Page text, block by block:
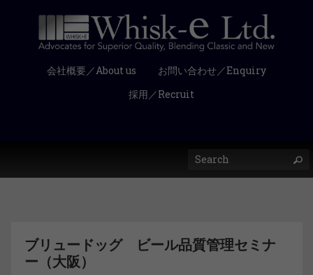
会社概要／About us
お問い合わせ／Enquiry
採用／Recruit
ブリュードッグ ビール品質管理セミナ
ー（大阪）